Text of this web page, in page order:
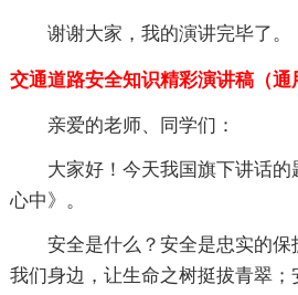
谢谢大家，我的演讲完毕了。
交通道路安全知识精彩演讲稿（通
亲爱的老师、同学们：
大家好！今天我国旗下讲话
心中》。
安全是什么？安全是忠实的
我们身边，让生命之树挺拔青翠；